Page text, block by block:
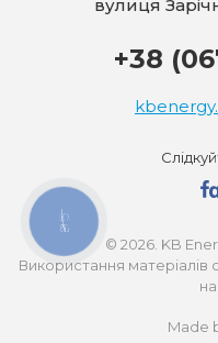
вулиця
+38
© 2026. KB
Використання
Made
КНОПКА
ЗВ'ЯЗКУ